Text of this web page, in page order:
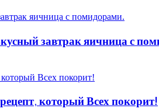
завтрак яичница с
который Всех покорит!